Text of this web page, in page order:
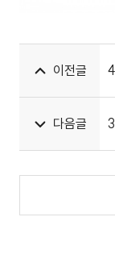
이전글
다음글